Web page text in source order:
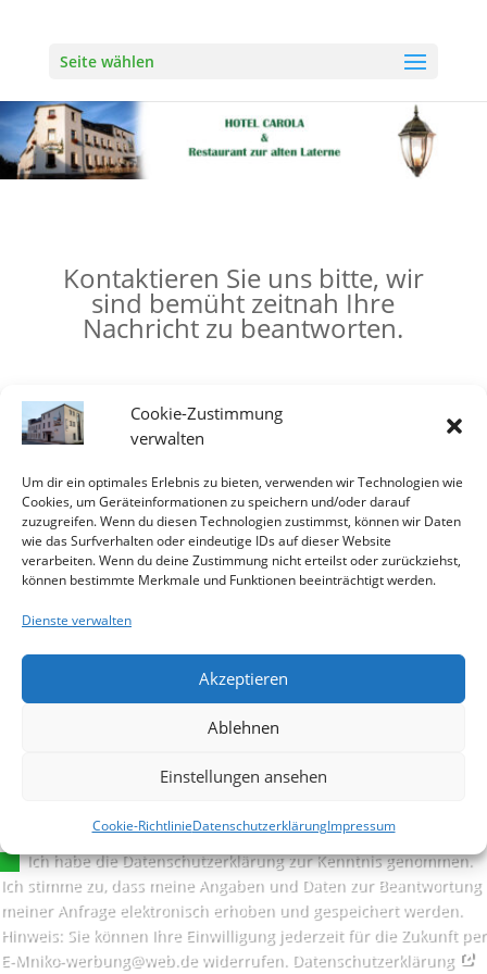
Cookie-Zustimmung
verwalten
Um dir ein optimales Erlebnis zu bieten, verwenden wir Technologien wie
Cookies, um Geräteinformationen zu speichern und/oder darauf
zuzugreifen. Wenn du diesen Technologien zustimmst, können wir Daten
wie das Surfverhalten oder eindeutige IDs auf dieser Website
verarbeiten. Wenn du deine Zustimmung nicht erteilst oder zurückziehst,
können bestimmte Merkmale und Funktionen beeinträchtigt werden.
Dienste verwalten
Akzeptieren
Ablehnen
Einstellungen ansehen
Cookie-RichtlinieDatenschutzerklärungImpressum
Seite wählen
Kontaktieren Sie uns bitte, wir
sind bemüht zeitnah Ihre
Nachricht zu beantworten.
oder mehr
Einwilligung Datenschutzerklärung
Ich habe die Datenschutzerklärung zur Kenntnis genommen.
Ich stimme zu, dass meine Angaben und Daten zur Beantwortung
meiner Anfrage elektronisch erhoben und gespeichert werden.
Hinweis: Sie können Ihre Einwilligung jederzeit für die Zukunft per
E-Mniko-werbung@web.de widerrufen. Datenschutzerklärung